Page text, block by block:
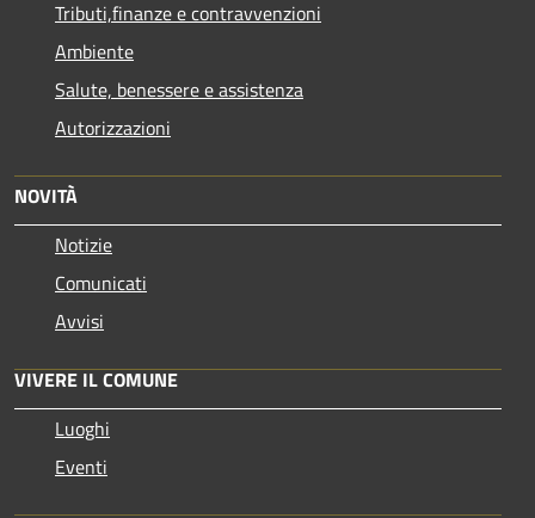
Tributi,finanze e contravvenzioni
Ambiente
Salute, benessere e assistenza
Autorizzazioni
NOVITÀ
Notizie
Comunicati
Avvisi
VIVERE IL COMUNE
Luoghi
Eventi